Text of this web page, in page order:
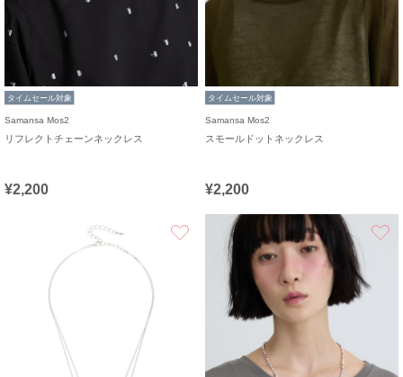
タイムセール対象
Samansa Mos2
リフレクトチェーンネックレス
¥2,200
タイムセール対象
Samansa Mos2
スモールドットネックレス
¥2,200
お気に入り